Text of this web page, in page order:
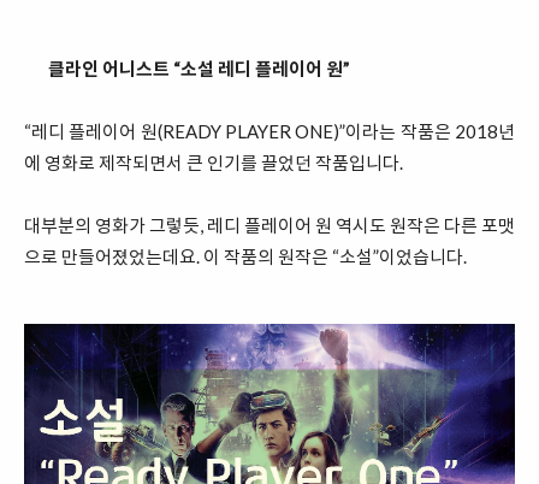
클라인 어니스트 “소설 레디 플레이어 원”
“레디 플레이어 원(READY PLAYER ONE)”이라는 작품은 2018년
에 영화로 제작되면서 큰 인기를 끌었던 작품입니다.
대부분의 영화가 그렇듯, 레디 플레이어 원 역시도 원작은 다른 포맷
으로 만들어졌었는데요. 이 작품의 원작은 “소설”이었습니다.